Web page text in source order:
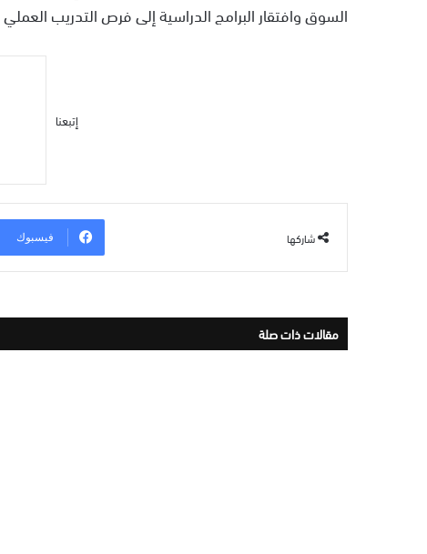
السوق وافتقار البرامج الدراسية إلى فرص التدريب
إتبعنا
شاركها فيسبوك
مقالات ذات صلة